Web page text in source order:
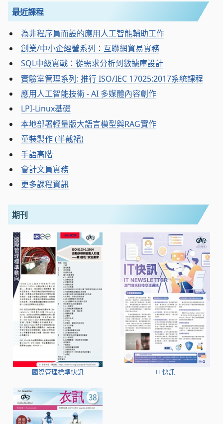
最近課程
為非程序員而設的應用人工智能輔助工作
創業/中小企經營系列：互聯網貿易實務
SQL中級實戰：從需求分析到數據庫設計
實驗室管理系列: 推行 ISO/IEC 17025:2017系統課程
應用人工智能技術 - AI 多媒體內容創作
LPI-Linux基礎
本地部署輕量版大語言模型與RAG實作
童裝製作 (半截裙)
手語高階
會計文員實務
更多課程資訊
期刊
國際管理標準快訊 IT 快訊